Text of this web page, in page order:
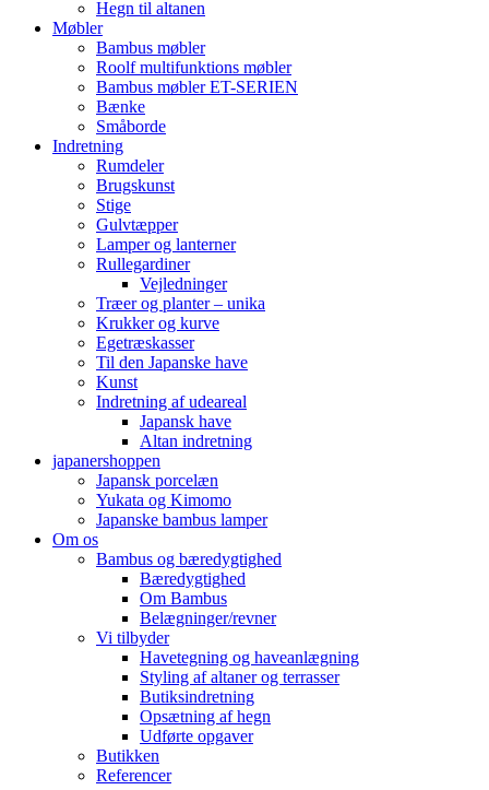
Hegn til altanen
Møbler
Bambus møbler
Roolf multifunktions møbler
Bambus møbler ET-SERIEN
Bænke
Småborde
Indretning
Rumdeler
Brugskunst
Stige
Gulvtæpper
Lamper og lanterner
Rullegardiner
Vejledninger
Træer og planter – unika
Krukker og kurve
Egetræskasser
Til den Japanske have
Kunst
Indretning af udeareal
Japansk have
Altan indretning
japanershoppen
Japansk porcelæn
Yukata og Kimomo
Japanske bambus lamper
Om os
Bambus og bæredygtighed
Bæredygtighed
Om Bambus
Belægninger/revner
Vi tilbyder
Havetegning og haveanlægning
Styling af altaner og terrasser
Butiksindretning
Opsætning af hegn
Udførte opgaver
Butikken
Referencer